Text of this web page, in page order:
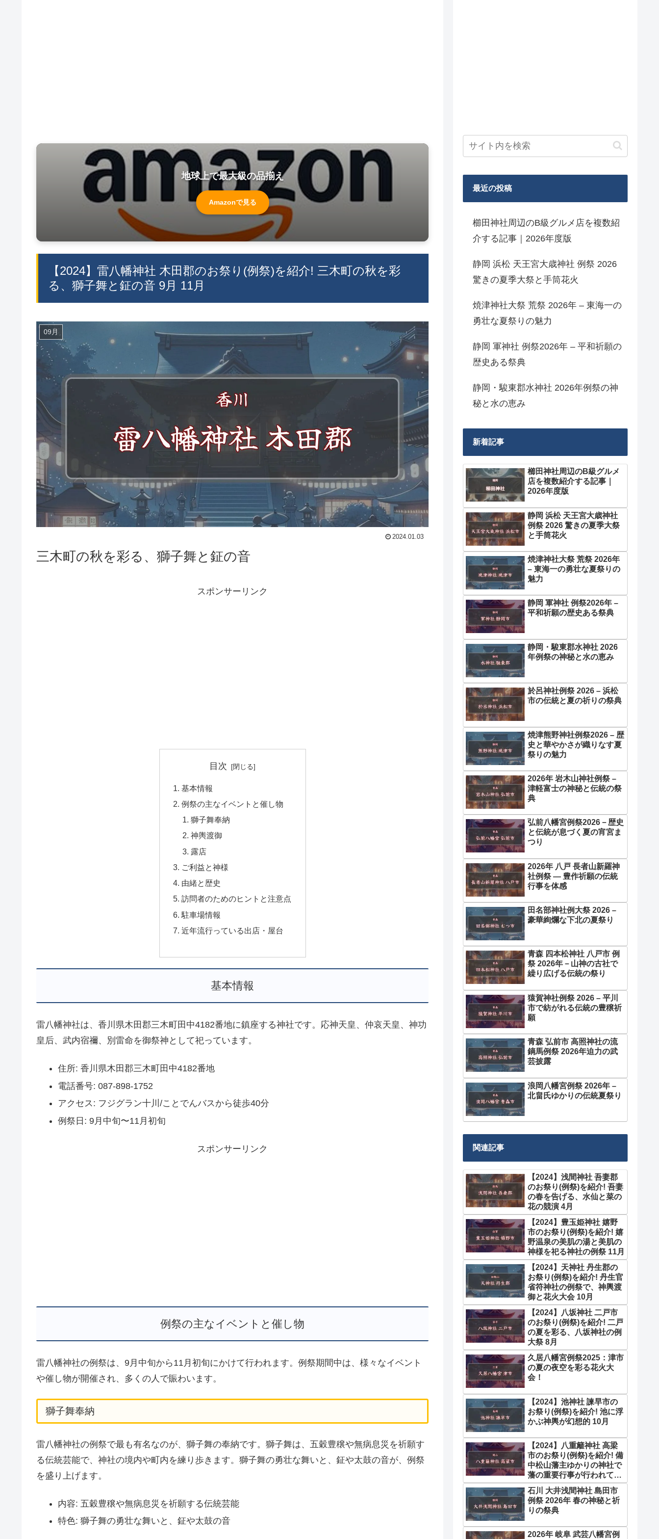
地球上で最大級の品揃え
Amazonで見る
【2024】雷八幡神社 木田郡のお祭り(例祭)を紹介! 三木町の秋を彩
る、獅子舞と鉦の音 9月 11月
09月
2024.01.03
三木町の秋を彩る、獅子舞と鉦の音
スポンサーリンク
目次
基本情報
例祭の主なイベントと催し物
獅子舞奉納
神輿渡御
露店
ご利益と神様
由緒と歴史
訪問者のためのヒントと注意点
駐車場情報
近年流行っている出店・屋台
基本情報
雷八幡神社は、香川県木田郡三木町田中4182番地に鎮座する神社です。応神天皇、仲哀天皇、神功
皇后、武内宿禰、別雷命を御祭神として祀っています。
住所: 香川県木田郡三木町田中4182番地
電話番号: 087-898-1752
アクセス: フジグラン十川/ことでんバスから徒歩40分
例祭日: 9月中旬〜11月初旬
スポンサーリンク
例祭の主なイベントと催し物
雷八幡神社の例祭は、9月中旬から11月初旬にかけて行われます。例祭期間中は、様々なイベント
や催し物が開催され、多くの人で賑わいます。
獅子舞奉納
雷八幡神社の例祭で最も有名なのが、獅子舞の奉納です。獅子舞は、五穀豊穣や無病息災を祈願す
る伝統芸能で、神社の境内や町内を練り歩きます。獅子舞の勇壮な舞いと、鉦や太鼓の音が、例祭
を盛り上げます。
内容: 五穀豊穣や無病息災を祈願する伝統芸能
特色: 獅子舞の勇壮な舞いと、鉦や太鼓の音
最近の投稿
櫛田神社周辺のB級グルメ店を複数紹
介する記事｜2026年度版
静岡 浜松 天王宮大歳神社 例祭 2026
驚きの夏季大祭と手筒花火
焼津神社大祭 荒祭 2026年 – 東海一の
勇壮な夏祭りの魅力
静岡 軍神社 例祭2026年 – 平和祈願の
歴史ある祭典
静岡・駿東郡水神社 2026年例祭の神
秘と水の恵み
新着記事
櫛田神社周辺のB級グルメ
店を複数紹介する記事｜
2026年度版
静岡 浜松 天王宮大歳神社
例祭 2026 驚きの夏季大祭
と手筒花火
焼津神社大祭 荒祭 2026年
– 東海一の勇壮な夏祭りの
魅力
静岡 軍神社 例祭2026年 –
平和祈願の歴史ある祭典
静岡・駿東郡水神社 2026
年例祭の神秘と水の恵み
於呂神社例祭 2026 – 浜松
市の伝統と夏の祈りの祭典
焼津熊野神社例祭2026 – 歴
史と華やかさが織りなす夏
祭りの魅力
2026年 岩木山神社例祭 –
津軽富士の神秘と伝統の祭
典
弘前八幡宮例祭2026－歴史
と伝統が息づく夏の宵宮ま
つり
2026年 八戸 長者山新羅神
社例祭 ― 豊作祈願の伝統
行事を体感
田名部神社例大祭 2026 –
豪華絢爛な下北の夏祭り
青森 四本松神社 八戸市 例
祭 2026年－山神の古社で
繰り広げる伝統の祭り
猿賀神社例祭 2026 – 平川
市で紡がれる伝統の豊穣祈
願
青森 弘前市 高照神社の流
鏑馬例祭 2026年迫力の武
芸披露
浪岡八幡宮例祭 2026年 –
北畠氏ゆかりの伝統夏祭り
関連記事
【2024】浅間神社 吾妻郡
のお祭り(例祭)を紹介! 吾妻
の春を告げる、水仙と菜の
花の競演 4月
【2024】豊玉姫神社 嬉野
市のお祭り(例祭)を紹介! 嬉
野温泉の美肌の湯と美肌の
神様を祀る神社の例祭 11月
【2024】天神社 丹生郡の
お祭り(例祭)を紹介! 丹生官
省符神社の例祭で、神輿渡
御と花火大会 10月
【2024】八坂神社 二戸市
のお祭り(例祭)を紹介! 二戸
の夏を彩る、八坂神社の例
大祭 8月
久居八幡宮例祭2025：津市
の夏の夜空を彩る花火大
会！
【2024】池神社 諫早市の
お祭り(例祭)を紹介! 池に浮
かぶ神輿が幻想的 10月
【2024】八重籬神社 高梁
市のお祭り(例祭)を紹介! 備
中松山藩主ゆかりの神社で
藩の重要行事が行われてい
た 4月
石川 大井浅間神社 島田市
例祭 2026年 春の神秘と祈
りの祭典
2026年 岐阜 武芸八幡宮例